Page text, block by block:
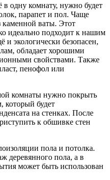
одну комнату, нужно будет
парапет и пол. Чаще
каменной ваты. Этот
идеально подходит к нашим
экологически безопасен,
обладает хорошими
свойствами. Также
пенофол или
комнаты нужно покрыть
который будет
на стенках. После
к обшивке стен
пола и потолка.
деревянного пола, а в
может быть использован